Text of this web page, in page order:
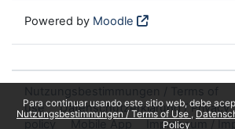
Para continuar usando este sitio web, debe
Nutzungsbestimmungen / Terms of Use
Policy
Powered by Moodle
use
Datenschutzerklärung / Privacy
policy
Mobile App Impressum /